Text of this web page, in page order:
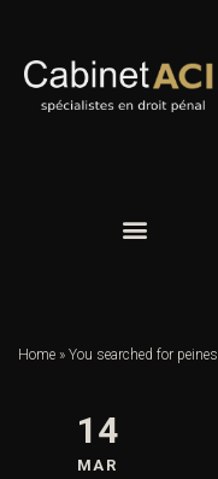
Home » You searched for peines
14
MAR